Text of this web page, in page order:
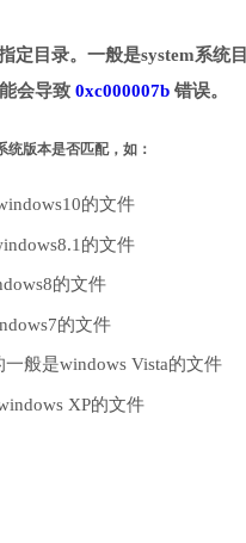
定目录。一般是system系统
会导致 0xc000007b 错误。
版本是否匹配，如：
的文件
的文件
的文件
的文件
般是windows Vista的文件
XP的文件